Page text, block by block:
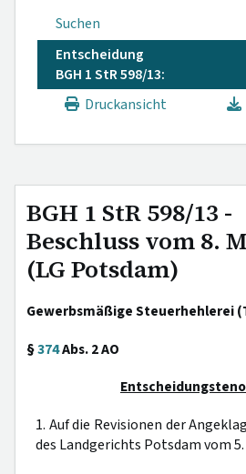
Suchen
Entscheidung
BGH 1 StR 598/13:
Druckansicht
BGH 1 StR 598/13 -
Beschluss vom 8.
(LG Potsdam)
Gewerbsmäßige Steuerhehlerei
§374Abs. 2 AO
1. Auf die Revisionen der
des Landgerichts Potsdam vom 5.